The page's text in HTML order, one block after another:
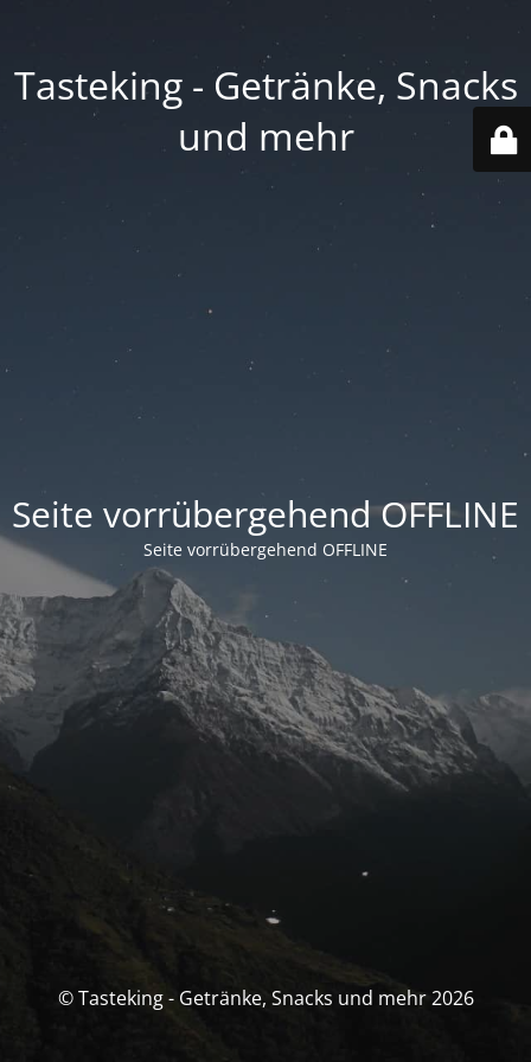
Tasteking - Getränke, Snacks
und mehr
Seite vorrübergehend OFFLINE
Seite vorrübergehend OFFLINE
© Tasteking - Getränke, Snacks und mehr 2026